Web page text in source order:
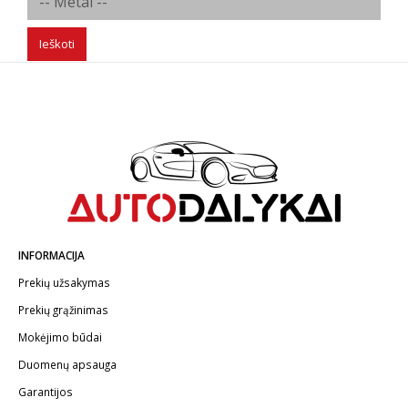
White
Ieškoti
INFORMACIJA
Prekių užsakymas
Prekių grąžinimas
Mokėjimo būdai
Duomenų apsauga
Garantijos